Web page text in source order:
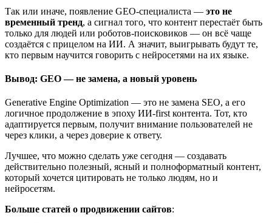
Так или иначе, появление GEO-специалиста — это не
временный тренд, а сигнал того, что контент перестаёт быть
только для людей или роботов-поисковиков — он всё чаще
создаётся с прицелом на ИИ. А значит, выигрывать будут те,
кто первым научится говорить с нейросетями на их языке.
Вывод: GEO — не замена, а новый уровень
Generative Engine Optimization — это не замена SEO, а его
логичное продолжение в эпоху ИИ-first контента. Тот, кто
адаптируется первым, получит внимание пользователей не
через клики, а через доверие к ответу.
Лучшее, что можно сделать уже сегодня — создавать
действительно полезный, ясный и полноформатный контент,
который хочется цитировать не только людям, но и
нейросетям.
Больше статей о продвижении сайтов: